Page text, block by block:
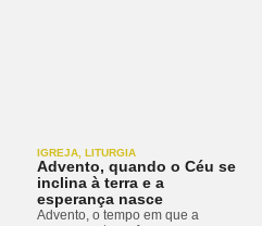
IGREJA LITURGIA
Advento, quando o Céu se
inclina à terra e a
esperança nasce
Advento, o tempo em que a